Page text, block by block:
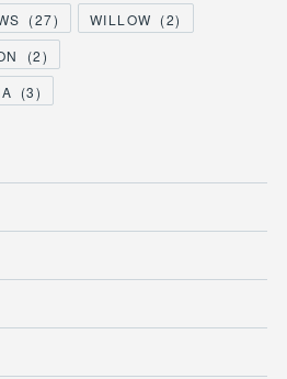
(27) WILLOW (2)
(2)
(3)